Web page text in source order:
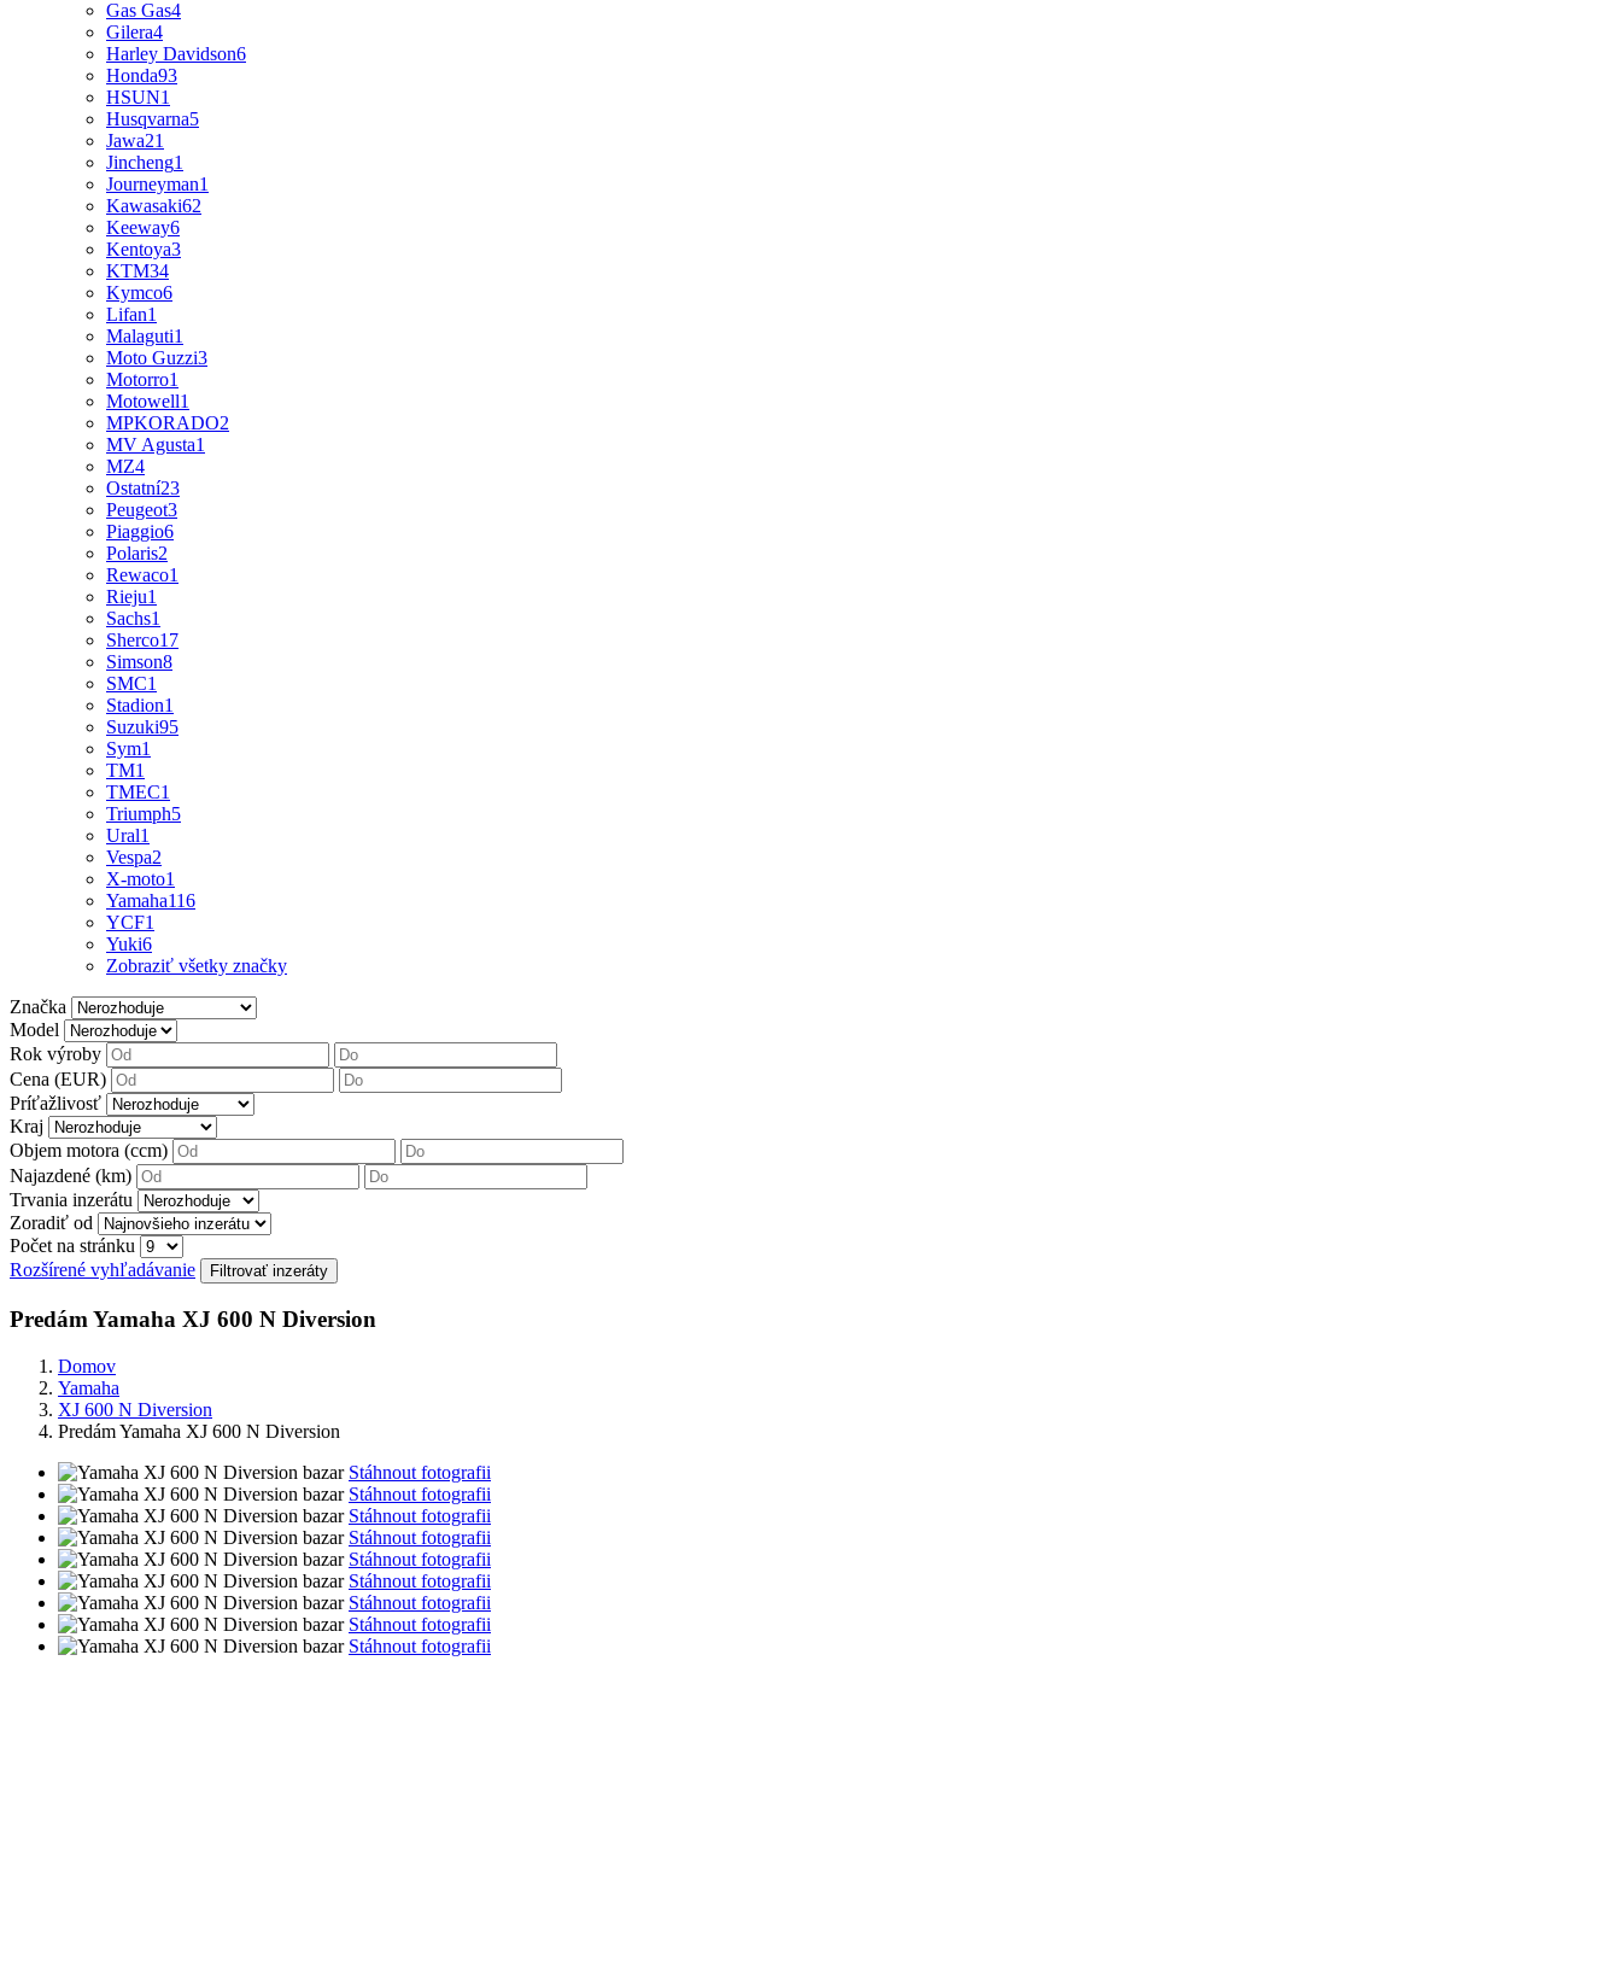
Gas Gas4
Gilera4
Harley Davidson6
Honda93
HSUN1
Husqvarna5
Jawa21
Jincheng1
Journeyman1
Kawasaki62
Keeway6
Kentoya3
KTM34
Kymco6
Lifan1
Malaguti1
Moto Guzzi3
Motorro1
Motowell1
MPKORADO2
MV Agusta1
MZ4
Ostatní23
Peugeot3
Piaggio6
Polaris2
Rewaco1
Rieju1
Sachs1
Sherco17
Simson8
SMC1
Stadion1
Suzuki95
Sym1
TM1
TMEC1
Triumph5
Ural1
Vespa2
X-moto1
Yamaha116
YCF1
Yuki6
Zobraziť všetky značky
Značka
Model
Rok výroby
Cena (EUR)
Príťažlivosť
Kraj
Objem motora (ccm)
Najazdené (km)
Trvania inzerátu
Zoradiť od
Počet na stránku
Rozšírené vyhľadávanie
Predám Yamaha XJ 600 N Diversion
Domov
Yamaha
XJ 600 N Diversion
Predám Yamaha XJ 600 N Diversion
Stáhnout fotografii
Stáhnout fotografii
Stáhnout fotografii
Stáhnout fotografii
Stáhnout fotografii
Stáhnout fotografii
Stáhnout fotografii
Stáhnout fotografii
Stáhnout fotografii